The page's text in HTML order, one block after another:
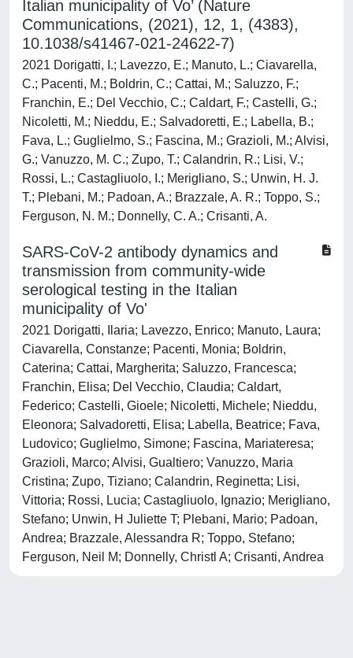
Italian municipality of Vo’ (Nature
Communications, (2021), 12, 1, (4383),
10.1038/s41467-021-24622-7)
2021 Dorigatti, I.; Lavezzo, E.; Manuto, L.; Ciavarella,
C.; Pacenti, M.; Boldrin, C.; Cattai, M.; Saluzzo, F.;
Franchin, E.; Del Vecchio, C.; Caldart, F.; Castelli, G.;
Nicoletti, M.; Nieddu, E.; Salvadoretti, E.; Labella, B.;
Fava, L.; Guglielmo, S.; Fascina, M.; Grazioli, M.; Alvisi,
G.; Vanuzzo, M. C.; Zupo, T.; Calandrin, R.; Lisi, V.;
Rossi, L.; Castagliuolo, I.; Merigliano, S.; Unwin, H. J.
T.; Plebani, M.; Padoan, A.; Brazzale, A. R.; Toppo, S.;
Ferguson, N. M.; Donnelly, C. A.; Crisanti, A.
SARS-CoV-2 antibody dynamics and
transmission from community-wide
serological testing in the Italian
municipality of Vo'
2021 Dorigatti, Ilaria; Lavezzo, Enrico; Manuto, Laura;
Ciavarella, Constanze; Pacenti, Monia; Boldrin,
Caterina; Cattai, Margherita; Saluzzo, Francesca;
Franchin, Elisa; Del Vecchio, Claudia; Caldart,
Federico; Castelli, Gioele; Nicoletti, Michele; Nieddu,
Eleonora; Salvadoretti, Elisa; Labella, Beatrice; Fava,
Ludovico; Guglielmo, Simone; Fascina, Mariateresa;
Grazioli, Marco; Alvisi, Gualtiero; Vanuzzo, Maria
Cristina; Zupo, Tiziano; Calandrin, Reginetta; Lisi,
Vittoria; Rossi, Lucia; Castagliuolo, Ignazio; Merigliano,
Stefano; Unwin, H Juliette T; Plebani, Mario; Padoan,
Andrea; Brazzale, Alessandra R; Toppo, Stefano;
Ferguson, Neil M; Donnelly, Christl A; Crisanti, Andrea